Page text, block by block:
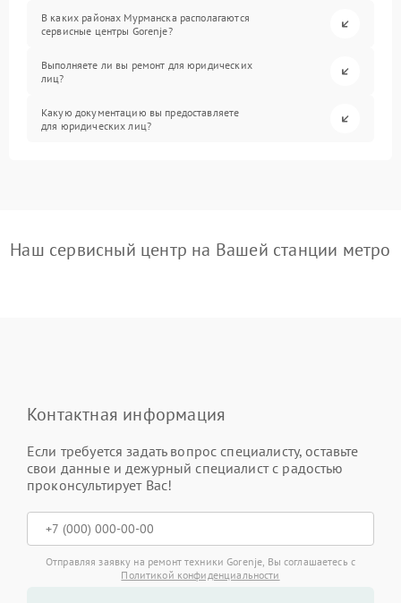
В каких районах Мурманска располагаются
сервисные центры Gorenje?
Выполняете ли вы ремонт для юридических
лиц?
Какую документацию вы предоставляете
для юридических лиц?
Наш сервисный центр на Вашей станции метро
Контактная информация
Если требуется задать вопрос специалисту, оставьте
свои данные и дежурный специалист с радостью
проконсультирует Вас!
Отправляя заявку на ремонт техники Gorenje, Вы соглашаетесь с
Политикой конфиденциальности